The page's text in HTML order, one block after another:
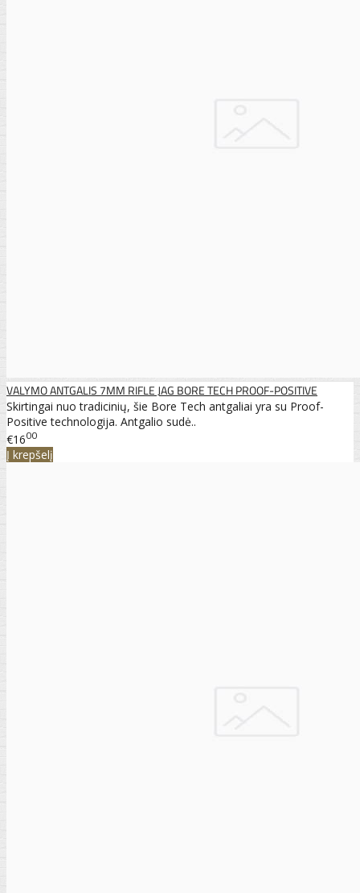
VALYMO ANTGALIS 7MM RIFLE JAG BORE TECH PROOF-POSITIVE
Skirtingai nuo tradicinių, šie Bore Tech antgaliai yra su Proof-
Positive technologija. Antgalio sudė..
€1600
Į krepšelį